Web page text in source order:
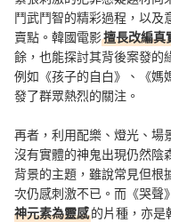
鬥武鬥智的精彩過程，以及
賣點。韓國電影擅長改編真
餘，也能探討其背後案發的
例如《孩子的自白》、《媽
發了群眾熱烈的關注。
再者，利用配樂、燈光、場
沒有實體的神鬼出現仍然陰
背景的主題，雖說常見但根
次仍感刺激不已。而《哭聲
神元素為靈感的片種，亦是